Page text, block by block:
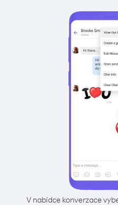
V nabídce konverzace